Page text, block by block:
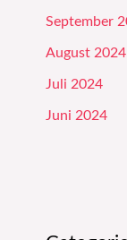
September
August 2024
Juli 2024
Juni 2024